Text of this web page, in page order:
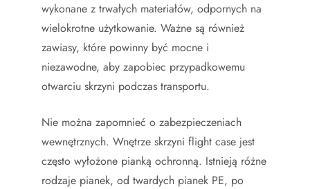
wykonane z trwałych materiałów, odpornych na
wielokrotne użytkowanie. Ważne są również
zawiasy, które powinny być mocne i
niezawodne, aby zapobiec przypadkowemu
otwarciu skrzyni podczas transportu.
Nie można zapomnieć o zabezpieczeniach
wewnętrznych. Wnętrze skrzyni flight case jest
często wyłożone pianką ochronną. Istnieją różne
rodzaje pianek, od twardych pianek PE, po